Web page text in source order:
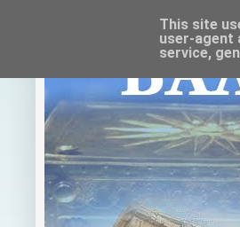
This site
user-agent
service,